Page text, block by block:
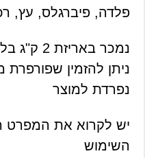
פלדה, פיברגלס, עץ,
נמכר באריזת 2 ק"ג בלבד
ניתן להזמין
נפרדת למוצר
יש לקרוא את המפרט
השימוש